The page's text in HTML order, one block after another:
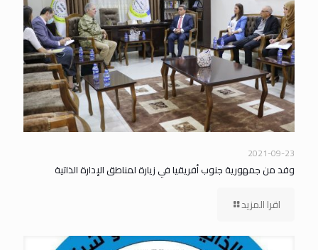
2021-09-23
وفد من جمهورية جنوب أفريقيا في زيارة لمناطق الإدارة الذاتية
اقرا المزيد